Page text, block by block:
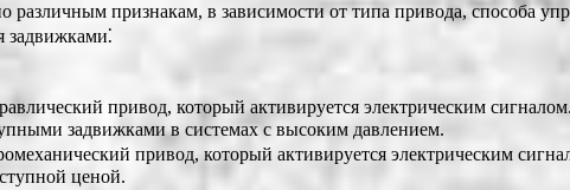
признакам, в зависимости от типа привода, способа
задвижками⁚
привод, который активируется электрическим
задвижками в системах с высоким давлением.
привод, который активируется электрическим
ценой.